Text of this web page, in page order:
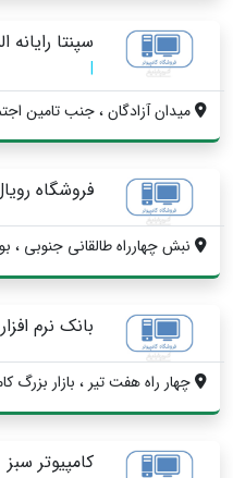
سپنتا رایانه
|
ميدان آزادگان ، جنب تامین
فروشگاه
نبش چهارراه طالقانی جنوبی ،
بانک نرم افزار
چهار راه هفت تیر ، بازار بزرگ
کامپیوتر سبز